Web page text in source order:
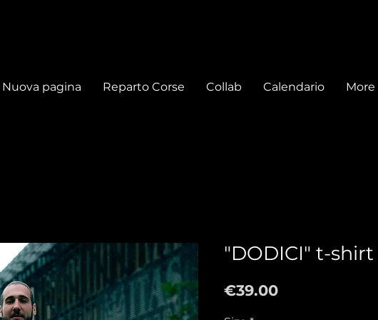
Nuova pagina Reparto Corse Collab Calendario More
"DODICI" t-shirt
€39.00Price